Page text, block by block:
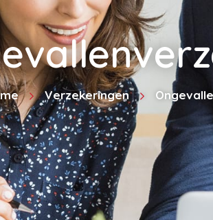
Verzekeringen